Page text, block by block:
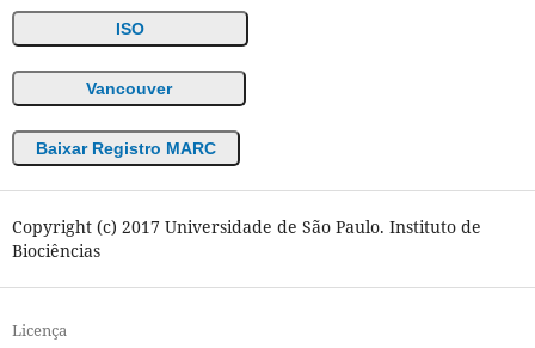
ISO
Vancouver
Baixar Registro MARC
Copyright (c) 2017 Universidade de São Paulo. Instituto de
Biociências
Licença